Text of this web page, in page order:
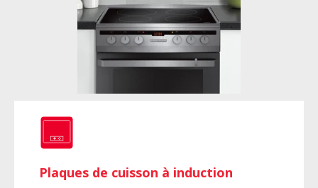
Plaques de cuisson à induction